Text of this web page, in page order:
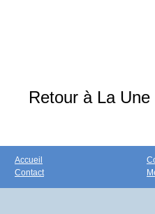
Retour à La Une
Accueil
Contact